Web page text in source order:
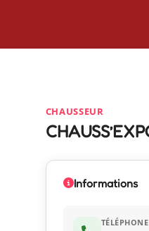
CHAUSSEUR
Informations
TÉLÉPHONE